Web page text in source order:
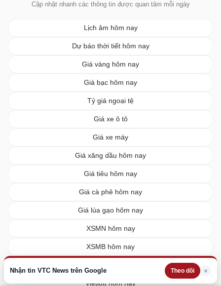
Nhận tin VTC News trên Google Theo dõi ×
Cập nhật nhanh các thông tin được quan tâm mỗi ngày
Lịch âm hôm nay
Dự báo thời tiết hôm nay
Giá vàng hôm nay
Giá bạc hôm nay
Tỷ giá ngoại tệ
Giá xe ô tô
Giá xe máy
Giá xăng dầu hôm nay
Giá tiêu hôm nay
Giá cà phê hôm nay
Giá lúa gạo hôm nay
XSMN hôm nay
XSMB hôm nay
Vietlott hôm nay